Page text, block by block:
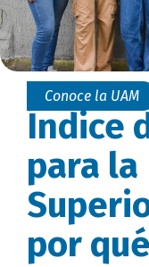
Conoce la UAM
Índice
para la
por